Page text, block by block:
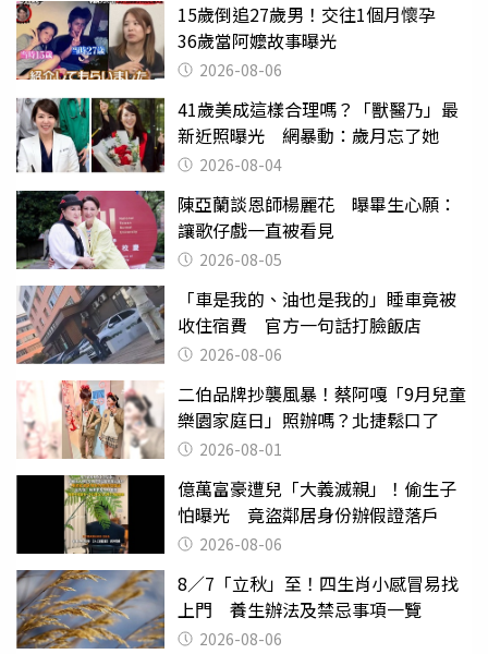
15歲倒追27歲男！交往1個月懷孕
36歲當阿嬤故事曝光
2026-08-06
41歲美成這樣合理嗎？「獸醫乃」最
新近照曝光 網暴動：歲月忘了她
2026-08-04
陳亞蘭談恩師楊麗花 曝畢生心願：
讓歌仔戲一直被看見
2026-08-05
「車是我的、油也是我的」睡車竟被
收住宿費 官方一句話打臉飯店
2026-08-06
二伯品牌抄襲風暴！蔡阿嘎「9月兒童
樂園家庭日」照辦嗎？北捷鬆口了
2026-08-01
億萬富豪遭兒「大義滅親」！偷生子
怕曝光 竟盜鄰居身份辦假證落戶
2026-08-06
8／7「立秋」至！四生肖小感冒易找
上門 養生辦法及禁忌事項一覽
2026-08-06